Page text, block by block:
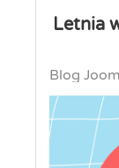
Letnia
Blog